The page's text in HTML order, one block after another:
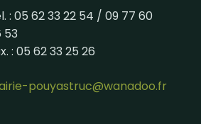
: 05 62 33 22 54 / 09 77 60
53
: 05 62 33 25 26
pouyastruc@wanadoo.fr